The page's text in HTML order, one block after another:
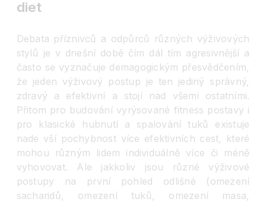
diet
Debata příznivců a odpůrců různých výživových
stylů je v dnešní době čím dál tím agresivnější a
často se vyznačuje demagogickým přesvědčením,
že jeden výživový postup je ten jediný správný,
zdravý a efektivní a stojí nad všemi ostatními.
Přitom pro budování vyrýsované fitness postavy i
pro klasické hubnutí a spalování tuků existuje
nade vší pochybnost více efektivních cest, které
mohou různým lidem individuálně více či méně
vyhovovat. Ale jakkoliv jsou různé výživové
postupy
na první pohled odlišné (omezení
sacharidů, omezení tuků, omezení masa,